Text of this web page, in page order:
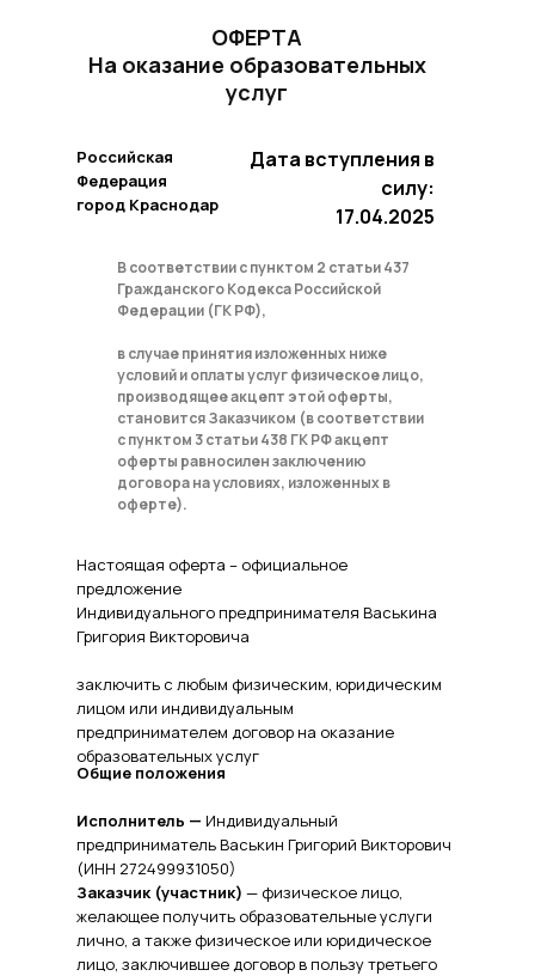
ОФЕРТА
На оказание образовательных
услуг
Общие положения
Исполнитель — Индивидуальный
предприниматель Васькин Григорий Викторович
(ИНН 272499931050)
Заказчик (участник) — физическое лицо,
желающее получить образовательные услуги
лично, а также физическое или юридическое
лицо, заключившее договор в пользу третьего
Российская
Федерация
город Краснодар
Дата вступления в
силу:
17.04.2025
В соответствии с пунктом 2 статьи 437
Гражданского Кодекса Российской
Федерации (ГК РФ),
в случае принятия изложенных ниже
условий и оплаты услуг физическое лицо,
производящее акцепт этой оферты,
становится Заказчиком (в соответствии
с пунктом 3 статьи 438 ГК РФ акцепт
оферты равносилен заключению
договора на условиях, изложенных в
оферте).
Настоящая оферта – официальное
предложение
Индивидуального предпринимателя Васькина
Григория Викторовича
заключить с любым физическим, юридическим
лицом или индивидуальным
предпринимателем договор на оказание
образовательных услуг